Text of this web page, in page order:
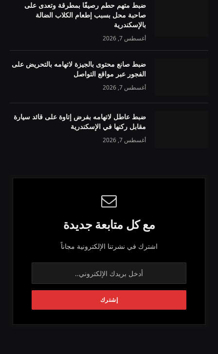
ضبط متهم حطم رصيفًا بمطرقة وتعدى على
صاحبة محل بسبب إطعام الكلاب الضالة
بالإسكندرية
أغسطس 7, 2026
ضبط صانع محتوى بالجيزة لاتهامه بالتحريض على
الفجور عبر مواقع التواصل
أغسطس 7, 2026
ضبط عاطل لاتهامه بفرض إتاوة على قائد سيارة
مقابل ركنها في الإسكندرية
أغسطس 7, 2026
مع كل متابعة جديدة
اشترك في نشرتنا الإلكترونية مجاناً